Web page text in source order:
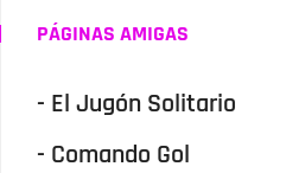
PÁGINAS AMIGAS
- El Jugón Solitario
- Comando Gol